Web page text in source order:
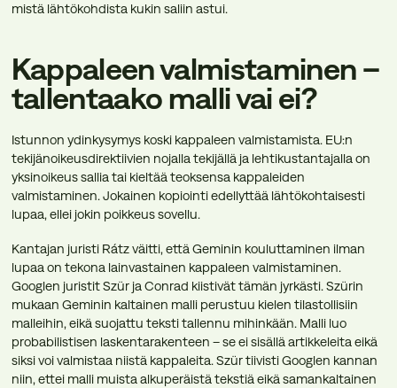
mistä lähtökohdista kukin saliin astui.
Kappaleen valmistaminen –
tallentaako malli vai ei?
Istunnon ydinkysymys koski kappaleen valmistamista. EU:n
tekijänoikeusdirektiivien nojalla tekijällä ja lehtikustantajalla on
yksinoikeus sallia tai kieltää teoksensa kappaleiden
valmistaminen. Jokainen kopiointi edellyttää lähtökohtaisesti
lupaa, ellei jokin poikkeus sovellu.
Kantajan juristi Rátz väitti, että Geminin kouluttaminen ilman
lupaa on tekona lainvastainen kappaleen valmistaminen.
Googlen juristit Szür ja Conrad kiistivät tämän jyrkästi. Szürin
mukaan Geminin kaltainen malli perustuu kielen tilastollisiin
malleihin, eikä suojattu teksti tallennu mihinkään. Malli luo
probabilistisen laskentarakenteen – se ei sisällä artikkeleita eikä
siksi voi valmistaa niistä kappaleita. Szür tiivisti Googlen kannan
niin, ettei malli muista alkuperäistä tekstiä eikä samankaltainen